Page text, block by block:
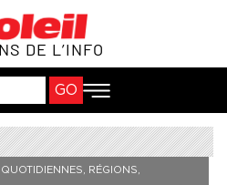
DE L’INFO
GO
, RÉGIONS,